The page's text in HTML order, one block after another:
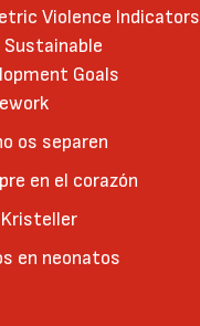
Violence Indicators
Sustainable
Goals
os separen
en el corazón
en neonatos